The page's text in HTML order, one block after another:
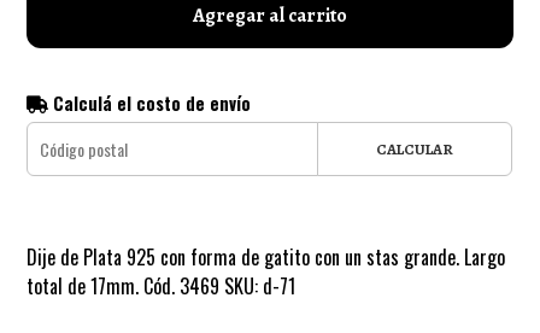
Agregar al carrito
Calculá el costo de envío
CALCULAR
Dije de Plata 925 con forma de gatito con un stas grande. Largo
total de 17mm. Cód. 3469 SKU: d-71